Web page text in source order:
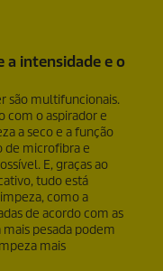
a intensidade e o
são multifuncionais.
com o aspirador e
a seco e a função
de microfibra e
E, graças ao
tudo está
como a
de acordo com as
mais pesada podem
mais